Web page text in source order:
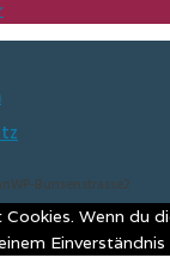
Bunsenstrasse2
Wenn du
Einverständnis